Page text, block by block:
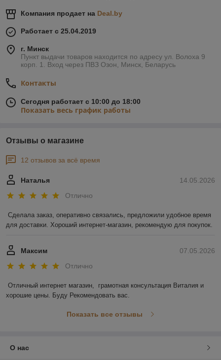
Компания продает на Deal.by
Работает с 25.04.2019
г. Минск
Пункт выдачи товаров находится по адресу ул. Волоха 9
корп. 1. Вход через ПВЗ Озон, Минск, Беларусь
Контакты
Сегодня работает с 10:00 до 18:00
Показать весь график работы
Отзывы о магазине
12 отзывов за всё время
14.05.2026
Наталья
Отлично
Сделала заказ, оперативно связались, предложили удобное время
для доставки. Хороший интернет-магазин, рекомендую для покупок.
07.05.2026
Максим
Отлично
Отличный интернет магазин,  грамотная консультация Виталия и
хорошие цены. Буду Рекомендовать вас.
Показать все отзывы
О нас